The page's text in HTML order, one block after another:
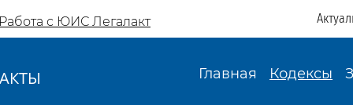
с ЮИС Легалакт
Главная Кодексы